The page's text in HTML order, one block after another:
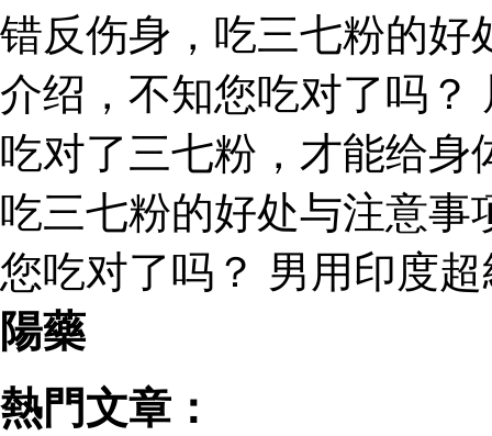
错反伤身，吃三七粉的好
介绍，不知您吃对了吗？
吃对了三七粉，才能给身
吃三七粉的好处与注意事
您吃对了吗？ 男用印度
陽藥
熱門文章：